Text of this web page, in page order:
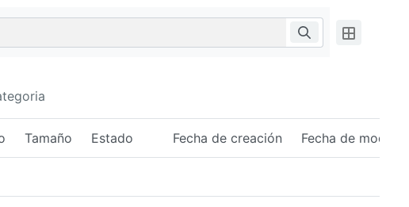
Tamaño Estado Fecha de creación Fecha de